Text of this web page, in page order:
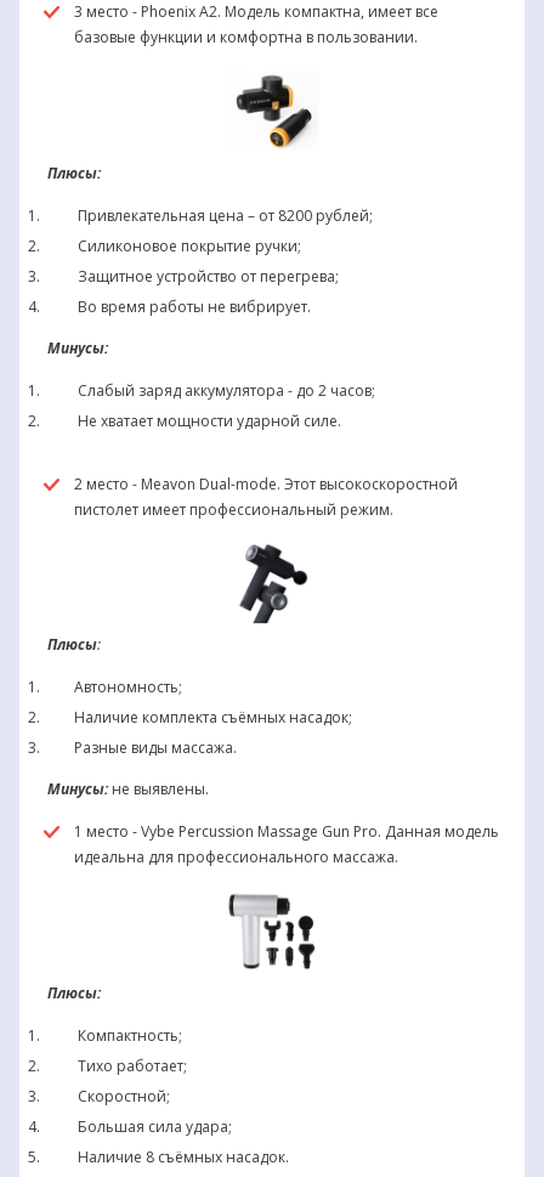
3 место - Phoenix А2. Модель компактна, имеет все
базовые функции и комфортна в пользовании.
Плюсы:
Привлекательная цена – от 8200 рублей;
Силиконовое покрытие ручки;
Защитное устройство от перегрева;
Во время работы не вибрирует.
Минусы:
Слабый заряд аккумулятора - до 2 часов;
Не хватает мощности ударной силе.
2 место - Meavon Dual-mode. Этот высокоскоростной
пистолет имеет профессиональный режим.
Плюсы:
Автономность;
Наличие комплекта съёмных насадок;
Разные виды массажа.
Минусы:не выявлены.
1 место - Vybe Percussion Massage Gun Pro. Данная модель
идеальна для профессионального массажа.
Плюсы:
Компактность;
Тихо работает;
Скоростной;
Большая сила удара;
Наличие 8 съёмных насадок.